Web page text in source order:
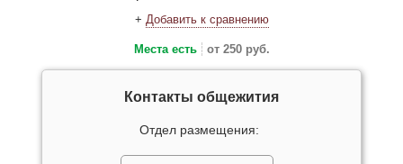
+ Добавить к сравнению
Места есть от 250 руб.
Контакты общежития
Отдел размещения: